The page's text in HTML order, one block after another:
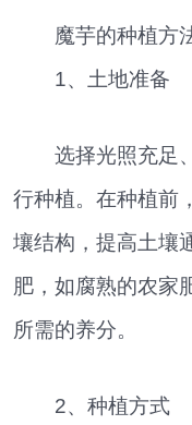
魔芋的种植方
1、土地准备
选择光照充足、
行种植。在种植前
壤结构，提高土壤
肥，如腐熟的农家
所需的养分。
2、种植方式